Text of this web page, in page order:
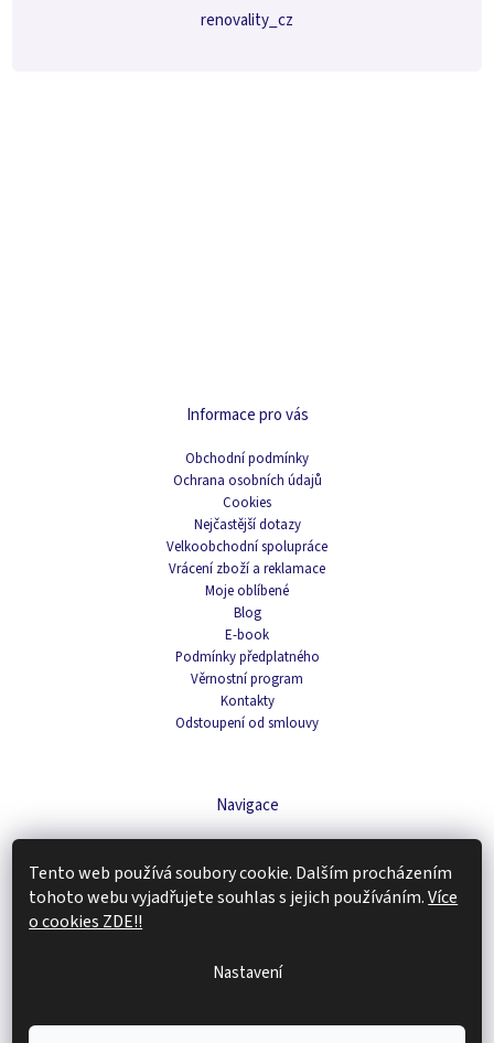
Tento web používá soubory cookie. Dalším procházením
tohoto webu vyjadřujete souhlas s jejich používáním.Více
o cookies ZDE!!
Nastavení
Informace pro vás
Obchodní podmínky
Ochrana osobních údajů
Cookies
Nejčastější dotazy
Velkoobchodní spolupráce
Vrácení zboží a reklamace
Moje oblíbené
Blog
E-book
Podmínky předplatného
Věrnostní program
Kontakty
Odstoupení od smlouvy
Navigace
Domácnost
Káva
Zachraň produkt
renovality_cz